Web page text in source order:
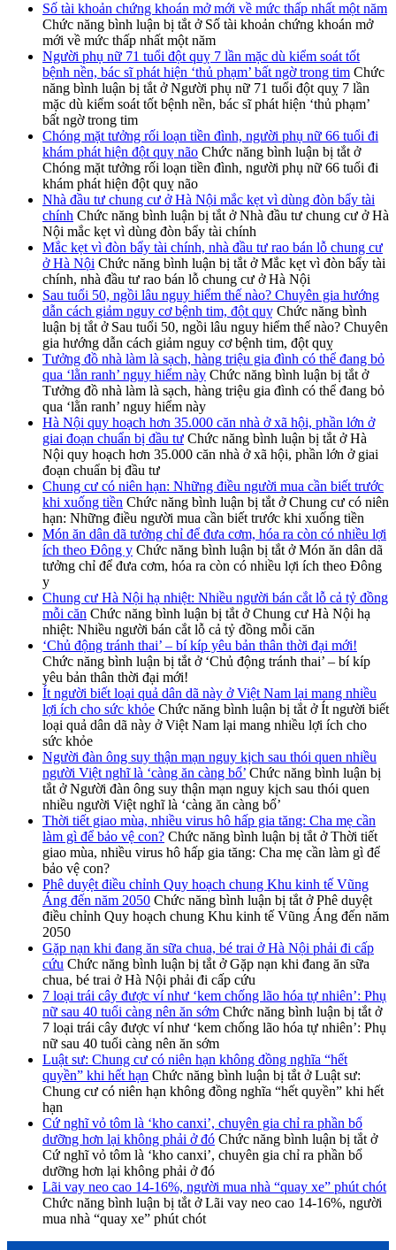
Số tài khoản chứng khoán mở mới về mức thấp nhất một năm
Chức năng bình luận bị tắt ở Số tài khoản chứng khoán mở
mới về mức thấp nhất một năm
Người phụ nữ 71 tuổi đột quỵ 7 lần mặc dù kiểm soát tốt
bệnh nền, bác sĩ phát hiện ‘thủ phạm’ bất ngờ trong tim Chức
năng bình luận bị tắt ở Người phụ nữ 71 tuổi đột quỵ 7 lần
mặc dù kiểm soát tốt bệnh nền, bác sĩ phát hiện ‘thủ phạm’
bất ngờ trong tim
Chóng mặt tưởng rối loạn tiền đình, người phụ nữ 66 tuổi đi
khám phát hiện đột quỵ não Chức năng bình luận bị tắt ở
Chóng mặt tưởng rối loạn tiền đình, người phụ nữ 66 tuổi đi
khám phát hiện đột quỵ não
Nhà đầu tư chung cư ở Hà Nội mắc kẹt vì dùng đòn bẩy tài
chính Chức năng bình luận bị tắt ở Nhà đầu tư chung cư ở Hà
Nội mắc kẹt vì dùng đòn bẩy tài chính
Mắc kẹt vì đòn bẩy tài chính, nhà đầu tư rao bán lỗ chung cư
ở Hà Nội Chức năng bình luận bị tắt ở Mắc kẹt vì đòn bẩy tài
chính, nhà đầu tư rao bán lỗ chung cư ở Hà Nội
Sau tuổi 50, ngồi lâu nguy hiểm thế nào? Chuyên gia hướng
dẫn cách giảm nguy cơ bệnh tim, đột quỵ Chức năng bình
luận bị tắt ở Sau tuổi 50, ngồi lâu nguy hiểm thế nào? Chuyên
gia hướng dẫn cách giảm nguy cơ bệnh tim, đột quỵ
Tưởng đồ nhà làm là sạch, hàng triệu gia đình có thể đang bỏ
qua ‘lằn ranh’ nguy hiểm này Chức năng bình luận bị tắt ở
Tưởng đồ nhà làm là sạch, hàng triệu gia đình có thể đang bỏ
qua ‘lằn ranh’ nguy hiểm này
Hà Nội quy hoạch hơn 35.000 căn nhà ở xã hội, phần lớn ở
giai đoạn chuẩn bị đầu tư Chức năng bình luận bị tắt ở Hà
Nội quy hoạch hơn 35.000 căn nhà ở xã hội, phần lớn ở giai
đoạn chuẩn bị đầu tư
Chung cư có niên hạn: Những điều người mua cần biết trước
khi xuống tiền Chức năng bình luận bị tắt ở Chung cư có niên
hạn: Những điều người mua cần biết trước khi xuống tiền
Món ăn dân dã tưởng chỉ để đưa cơm, hóa ra còn có nhiều lợi
ích theo Đông y Chức năng bình luận bị tắt ở Món ăn dân dã
tưởng chỉ để đưa cơm, hóa ra còn có nhiều lợi ích theo Đông
y
Chung cư Hà Nội hạ nhiệt: Nhiều người bán cắt lỗ cả tỷ đồng
mỗi căn Chức năng bình luận bị tắt ở Chung cư Hà Nội hạ
nhiệt: Nhiều người bán cắt lỗ cả tỷ đồng mỗi căn
‘Chủ động tránh thai’ – bí kíp yêu bản thân thời đại mới!
Chức năng bình luận bị tắt ở ‘Chủ động tránh thai’ – bí kíp
yêu bản thân thời đại mới!
Ít người biết loại quả dân dã này ở Việt Nam lại mang nhiều
lợi ích cho sức khỏe Chức năng bình luận bị tắt ở Ít người biết
loại quả dân dã này ở Việt Nam lại mang nhiều lợi ích cho
sức khỏe
Người đàn ông suy thận mạn nguy kịch sau thói quen nhiều
người Việt nghĩ là ‘càng ăn càng bổ’ Chức năng bình luận bị
tắt ở Người đàn ông suy thận mạn nguy kịch sau thói quen
nhiều người Việt nghĩ là ‘càng ăn càng bổ’
Thời tiết giao mùa, nhiều virus hô hấp gia tăng: Cha mẹ cần
làm gì để bảo vệ con? Chức năng bình luận bị tắt ở Thời tiết
giao mùa, nhiều virus hô hấp gia tăng: Cha mẹ cần làm gì để
bảo vệ con?
Phê duyệt điều chỉnh Quy hoạch chung Khu kinh tế Vũng
Áng đến năm 2050 Chức năng bình luận bị tắt ở Phê duyệt
điều chỉnh Quy hoạch chung Khu kinh tế Vũng Áng đến năm
2050
Gặp nạn khi đang ăn sữa chua, bé trai ở Hà Nội phải đi cấp
cứu Chức năng bình luận bị tắt ở Gặp nạn khi đang ăn sữa
chua, bé trai ở Hà Nội phải đi cấp cứu
7 loại trái cây được ví như ‘kem chống lão hóa tự nhiên’: Phụ
nữ sau 40 tuổi càng nên ăn sớm Chức năng bình luận bị tắt ở
7 loại trái cây được ví như ‘kem chống lão hóa tự nhiên’: Phụ
nữ sau 40 tuổi càng nên ăn sớm
Luật sư: Chung cư có niên hạn không đồng nghĩa “hết
quyền” khi hết hạn Chức năng bình luận bị tắt ở Luật sư:
Chung cư có niên hạn không đồng nghĩa “hết quyền” khi hết
hạn
Cứ nghĩ vỏ tôm là ‘kho canxi’, chuyên gia chỉ ra phần bổ
dưỡng hơn lại không phải ở đó Chức năng bình luận bị tắt ở
Cứ nghĩ vỏ tôm là ‘kho canxi’, chuyên gia chỉ ra phần bổ
dưỡng hơn lại không phải ở đó
Lãi vay neo cao 14-16%, người mua nhà “quay xe” phút chót
Chức năng bình luận bị tắt ở Lãi vay neo cao 14-16%, người
mua nhà “quay xe” phút chót